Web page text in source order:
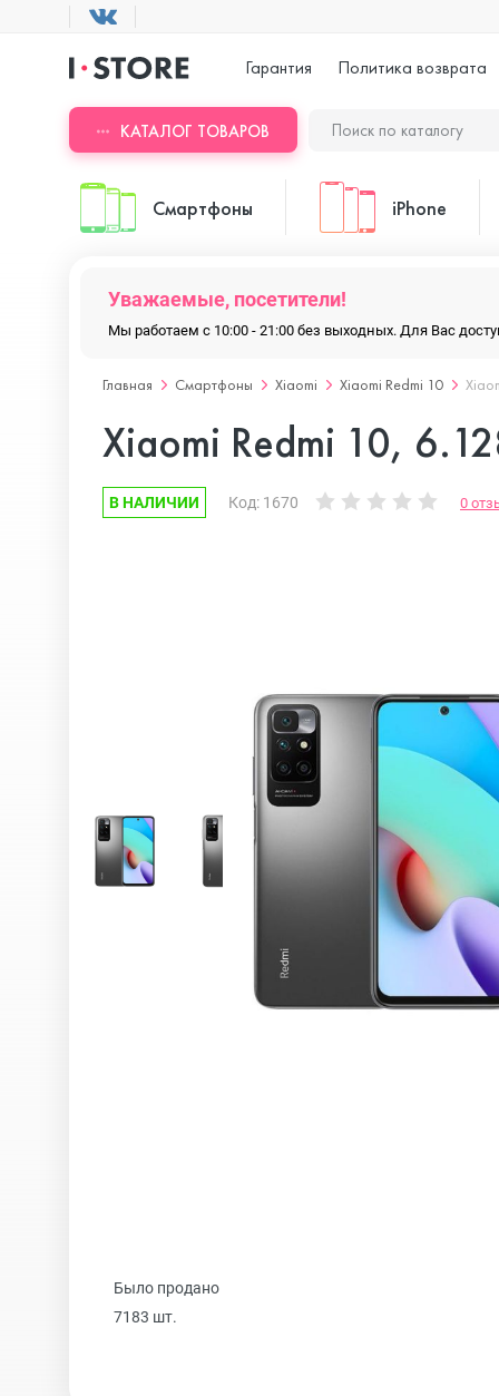
Гарантия Политика возврата
КАТАЛОГ ТОВАРОВ
Смартфоны
ASUS
Blackview
OnePlus
Ulefone
iPhone
iPhone 17 Pro
iPhone 16E
iPhone 16
iPhone 16 Pro
iPhone 16
Уважаемые, посетители!
Мы работаем с 10:00 - 21:00 без выходных. Для Вас
Главная Смартфоны Xiaomi Xiaomi Redmi 10
Xiaomi Redmi 10,
В НАЛИЧИИ Код: 1670 0
Было продано
7183 шт.